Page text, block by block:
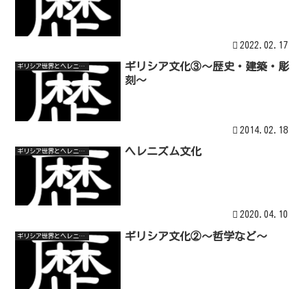
2022.02.17
ギリシア世界とヘレニズム世界
ギリシア文化③～歴史・建築・彫
刻～
2014.02.18
ギリシア世界とヘレニズム世界 ヘレニズム文化
2020.04.10
ギリシア世界とヘレニズム世界 ギリシア文化②～哲学など～